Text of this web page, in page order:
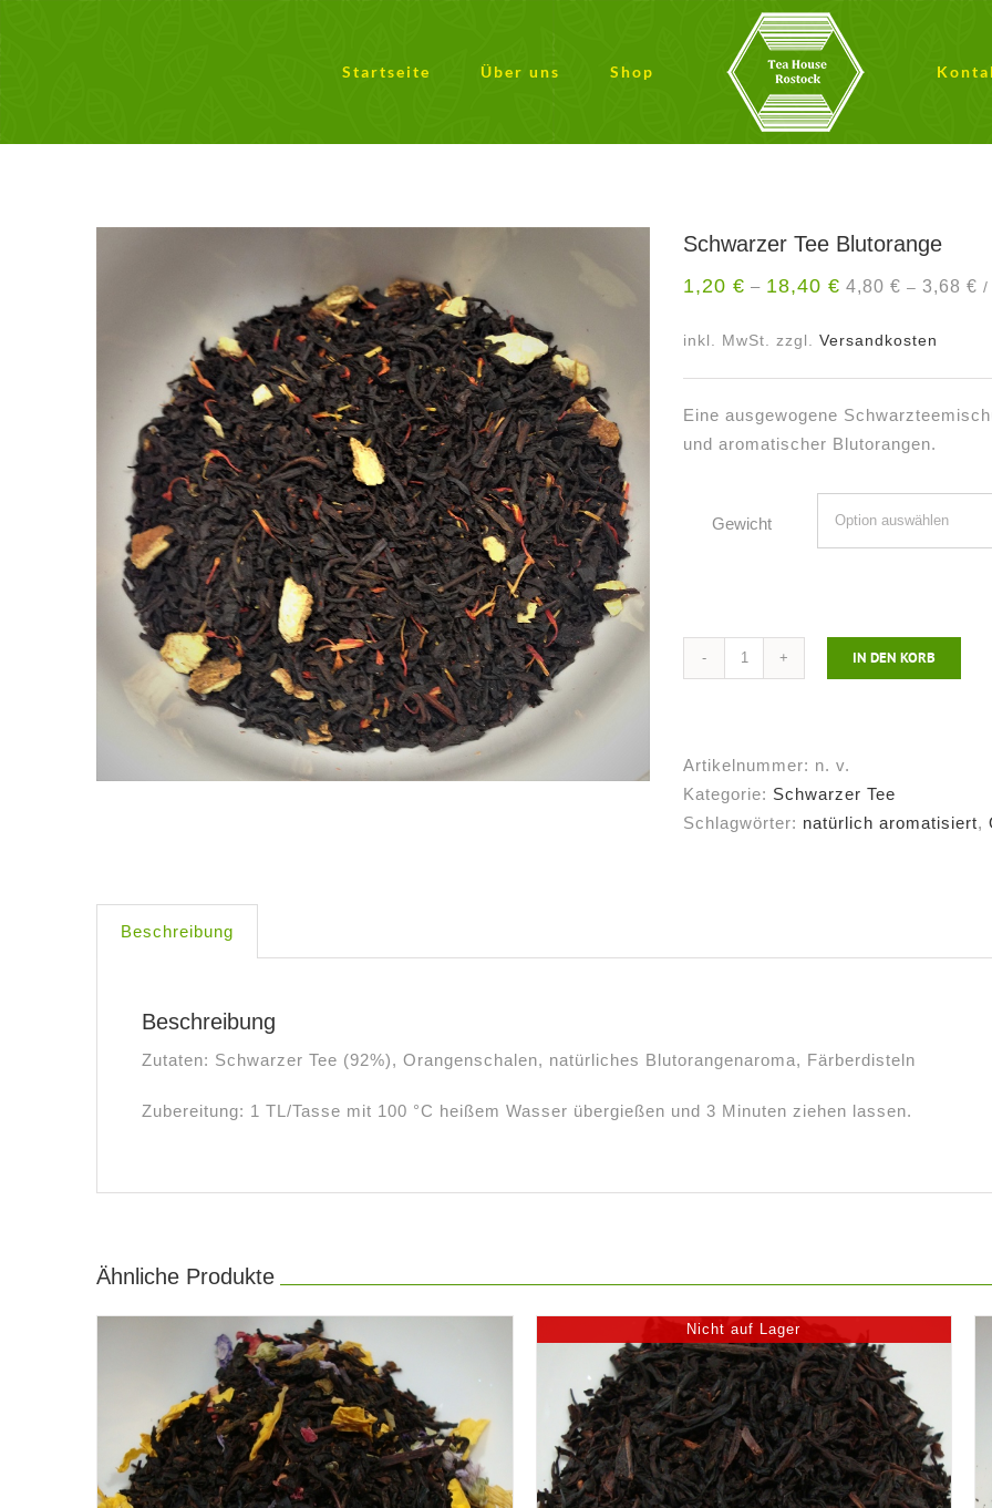
Startseite Über uns Shop
Schwarzer Tee Blutorange
1,20 € – 18,40 € 4,80 € – 3,68 € /
inkl. MwSt. zzgl. Versandkosten
Eine ausgewogene
und aromatischer Blutorangen.
Gewicht
IN DEN KORB
Artikelnummer: n. v.
Kategorie: Schwarzer Tee
Schlagwörter: natürlich aromatisiert,
Beschreibung
Beschreibung
Zutaten: Schwarzer Tee (92%), Orangenschalen, natürliches Blutorangenaroma, Färberdisteln
Zubereitung: 1 TL/Tasse mit 100 °C heißem Wasser übergießen und 3 Minuten ziehen lassen.
Ähnliche Produkte
Nicht auf Lager